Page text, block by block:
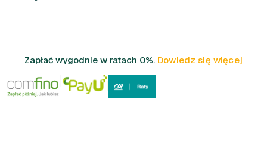
Zapłać wygodnie w ratach 0%. Dowiedz się więcej